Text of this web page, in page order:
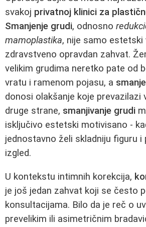
svakoj privatnoj klinici za
Smanjenje grudi, odnosno
mamoplastika, nije samo
zdravstveno opravdan zahvat.
velikim grudima neretko pate od
vratu i ramenom pojasu, a
donosi olakšanje koje prevazilazi
druge strane, smanjivanje grudi
isključivo estetski motivisano -
jednostavno želi skladniju figuru i
izgled.
U kontekstu intimnih korekcija,
je još jedan zahvat koji se često
konsultacijama. Bilo da je reč o
prevelikim ili asimetričnim